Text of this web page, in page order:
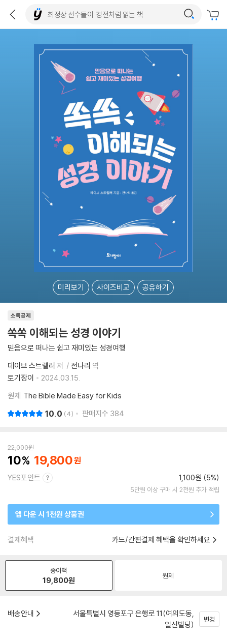
미리보기 사이즈비교 공유하기
소득공제
쏙쏙 이해되는 성경 이야기
믿음으로 떠나는 쉽고 재미있는 성경여행
데이브 스트렐러 저 전나리 역
토기장이
2024.03.15.
원제 The Bible Made Easy for Kids
10.0 4 판매지수 384
22,000원
10 19,800
YES포인트 1,100원 (5%)
5만원 이상 구매 시 2천원 추가 적립
앱 다운 시 1천원 상품권
결제혜택 카드/간편결제 혜택을 확인하세요
종이책
19,800원 원제
배송안내
서울특별시 영등포구 은행로 11(여의도동,
일신빌딩)
변경